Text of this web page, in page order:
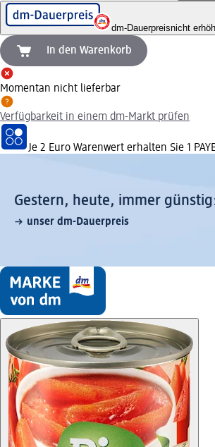
dm-Dauerpreisnicht
In den Warenkorb
Momentan nicht lieferbar
Verfügbarkeit in einem dm-Markt prüfen
Je 2 Euro Warenwert erhalten Sie 1
Gestern, heute, immer
unser dm-Dauerpreis